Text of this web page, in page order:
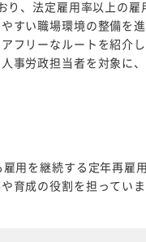
、法定雇用率以上の雇
すい職場環境の整備を
フリーなルートを紹介
事労政担当者を対象に
用を継続する定年再雇
育成の役割を担っていま